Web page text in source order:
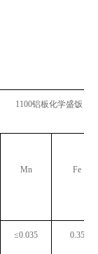
1100铝板化学盛饭（
Mn Fe
≤0.035 0.35